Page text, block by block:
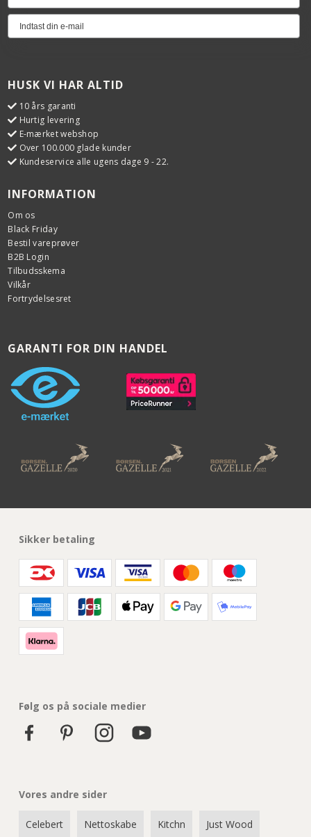
HUSK VI HAR ALTID
10 års garanti
Hurtig levering
E-mærket webshop
Over 100.000 glade kunder
Kundeservice alle ugens dage 9 - 22.
INFORMATION
Om os
Black Friday
Bestil vareprøver
B2B Login
Tilbudsskema
Vilkår
Fortrydelsesret
GARANTI FOR DIN HANDEL
Sikker betaling
Følg os på sociale medier
Vores andre sider
Celebert Nettoskabe Kitchn Just Wood